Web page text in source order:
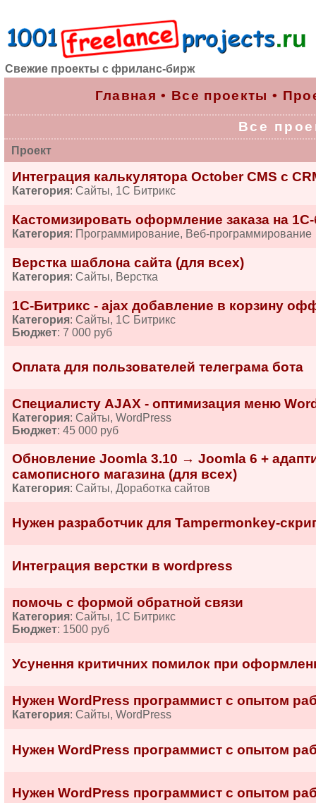
Свежие проекты с фриланс-бирж
Главная • Все проекты •
Все
Проект
Интеграция калькулятора October CMS с
Категория: Сайты, 1С Битрикс
Кастомизировать оформление заказа на
Категория: Программирование, Веб-программирование
Верстка шаблона сайта (для всех)
Категория: Сайты, Верстка
1С-Битрикс - ajax добавление в корзину
Категория: Сайты, 1С Битрикс
Бюджет: 7 000 руб
Оплата для пользователей телеграма бота
Специалисту AJAX - оптимизация меню
Категория: Сайты, WordPress
Бюджет: 45 000 руб
Обновление Joomla 3.10 → Joomla 6 +
самописного магазина (для всех)
Категория: Сайты, Доработка сайтов
Нужен разработчик для Tampermonkey-
Интеграция верстки в wordpress
помочь с формой обратной связи
Категория: Сайты, 1С Битрикс
Бюджет: 1500 руб
Усунення критичних помилок при
Нужен WordPress программист с опытом
Категория: Сайты, WordPress
Нужен WordPress программист с опытом
Нужен WordPress программист с опытом